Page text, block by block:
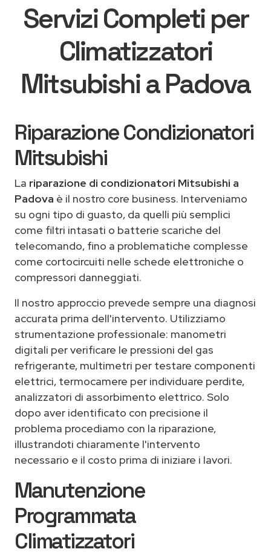
Servizi Completi per
Climatizzatori
Mitsubishi a Padova
Riparazione Condizionatori
Mitsubishi
La riparazione di condizionatori Mitsubishi a
Padova è il nostro core business. Interveniamo
su ogni tipo di guasto, da quelli più semplici
come filtri intasati o batterie scariche del
telecomando, fino a problematiche complesse
come cortocircuiti nelle schede elettroniche o
compressori danneggiati.
Il nostro approccio prevede sempre una diagnosi
accurata prima dell'intervento. Utilizziamo
strumentazione professionale: manometri
digitali per verificare le pressioni del gas
refrigerante, multimetri per testare componenti
elettrici, termocamere per individuare perdite,
analizzatori di assorbimento elettrico. Solo
dopo aver identificato con precisione il
problema procediamo con la riparazione,
illustrandoti chiaramente l'intervento
necessario e il costo prima di iniziare i lavori.
Manutenzione
Programmata
Climatizzatori